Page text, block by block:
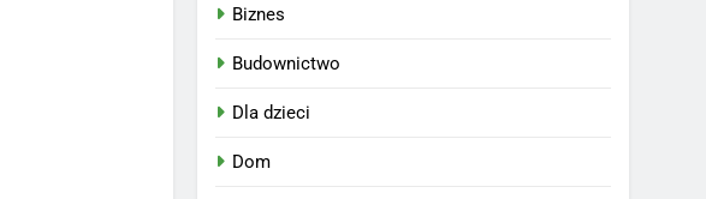
Biznes
Budownictwo
Dla dzieci
Dom